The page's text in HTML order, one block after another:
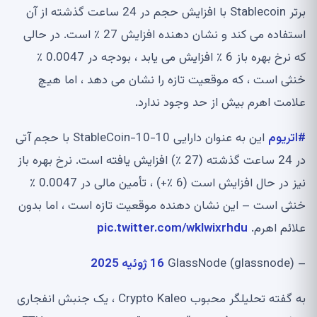
برتر Stablecoin با افزایش حجم در 24 ساعت گذشته از آن
استفاده می کند و نشان دهنده افزایش 27 ٪ است. در حالی
که نرخ بهره باز 6 ٪ افزایش می یابد ، بودجه در 0.0047 ٪
خنثی است ، که موقعیت تازه را نشان می دهد ، اما هیچ
علامت اهرم بیش از حد وجود ندارد.
#اتریوم
این به عنوان دارایی 10-10-StableCoin با حجم آتی
در 24 ساعت گذشته (27 ٪) افزایش یافته است. نرخ بهره باز
نیز در حال افزایش است (6 ٪+) ، تأمین مالی در 0.0047 ٪
خنثی است – این نشان دهنده موقعیت تازه است ، اما بدون
علائم اهرم. pic.twitter.com/wklwixrhdu
– GlassNode (glassnode)
16 ژوئیه 2025
به گفته تحلیلگر محبوب Crypto Kaleo ، یک جنبش انفجاری